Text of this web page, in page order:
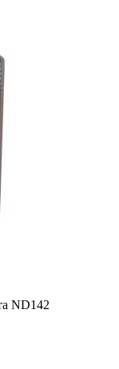
ND142